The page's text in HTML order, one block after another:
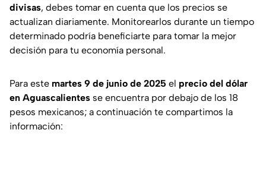
divisas, debes tomar en cuenta que los precios se
actualizan diariamente. Monitorearlos durante un tiempo
determinado podría beneficiarte para tomar la mejor
decisión para tu economía personal.
Para este martes 9 de junio de 2025 el precio del dólar
en Aguascalientes se encuentra por debajo de los 18
pesos mexicanos; a continuación te compartimos la
información: